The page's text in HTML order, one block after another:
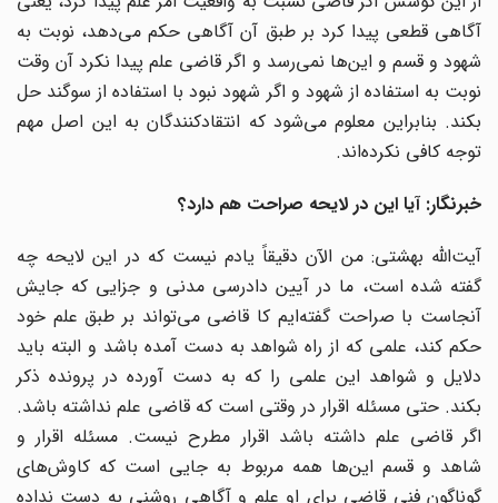
آگاهی قطعی پیدا کرد بر طبق آن آگاهی حکم می‌دهد، نوبت به
شهود و قسم و این‌ها نمی‌رسد و اگر قاضی علم پیدا نکرد آن وقت
نوبت به استفاده از شهود و اگر شهود نبود با استفاده از سوگند حل
بکند. بنابراین معلوم می‌شود که انتقادکنندگان به این اصل مهم
توجه کافی نکرده‌اند.
خبرنگار: آیا این در لایحه صراحت هم دارد؟
آیت‌الله بهشتی: من الآن دقیقاً یادم نیست که در این لایحه چه
گفته شده است، ما در آیین دادرسی مدنی و جزایی که جایش
آنجاست با صراحت گفته‌ایم کا قاضی می‌تواند بر طبق علم خود
حکم کند، علمی که از راه شواهد به دست آمده باشد و البته باید
دلایل و شواهد این علمی را که به دست آورده در پرونده ذکر
بکند. حتی مسئله اقرار در وقتی است که قاضی علم نداشته باشد.
اگر قاضی علم داشته باشد اقرار مطرح نیست. مسئله اقرار و
شاهد و قسم این‌ها همه مربوط به جایی است که کاوش‌های
گوناگون فنی قاضی برای او علم و آگاهی روشنی به دست نداده